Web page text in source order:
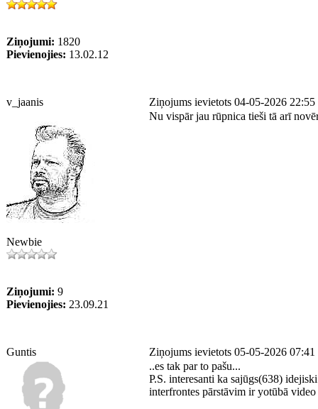
Ziņojumi: 1820
Pievienojies: 13.02.12
v_jaanis Ziņojums ievietots 04-05-2026 22:55
Newbie
Ziņojumi: 9
Pievienojies: 23.09.21
Nu vispār jau rūpnica tieši tā arī
Guntis Ziņojums ievietots 05-05-2026 07:41
..es tak par to pašu...
P.S. interesanti ka sajūgs(638)
interfrontes pārstāvim ir yotūbā